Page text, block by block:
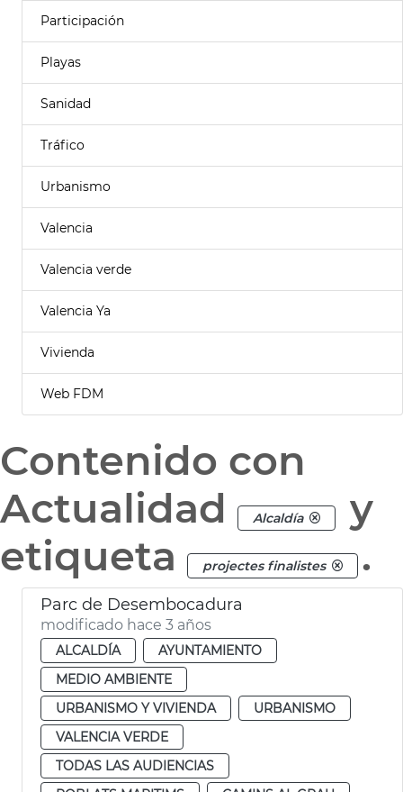
Participación
Playas
Sanidad
Tráfico
Urbanismo
Valencia
Valencia verde
Valencia Ya
Vivienda
Web FDM
Contenido con
Actualidad
Alcaldía
y
etiqueta
projectes finalistes .
Parc de Desembocadura
modificado hace 3 años
ALCALDÍA
AYUNTAMIENTO
MEDIO AMBIENTE
URBANISMO Y VIVIENDA
URBANISMO
VALENCIA VERDE
TODAS LAS AUDIENCIAS